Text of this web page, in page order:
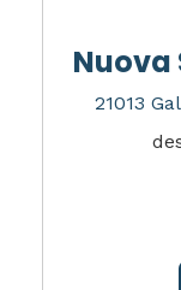
Nuova
21013